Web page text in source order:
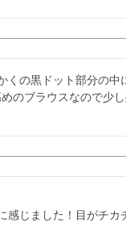
くの黒ドット部分の中
のブラウスなので少
感じました！目がチカ